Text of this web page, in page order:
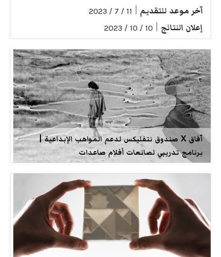
آخر موعد للتقديم 11 / 7 / 2023
إعلان النتائج 10 / 10 / 2023
آفاق X صندوق نتفليكس لدعم المواهب الإبداعية |
برنامج تدريبي لصانعات أفلام صاعدات